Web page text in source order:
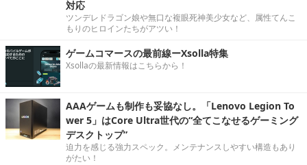
対応
ツンデレドラゴン娘や無口な複眼死神美少女など、属性てんこ
もりのヒロインたちがアツい！
ゲームコマースの最前線ーXsolla特集
Xsollaの最新情報はこちらから！
AAAゲームも制作も妥協なし。「Lenovo Legion To
wer 5」はCore Ultra世代の“全てこなせるゲーミング
デスクトップ”
迫力を感じる強力スペック。メンテナンスしやすい構造もあり
がたい！